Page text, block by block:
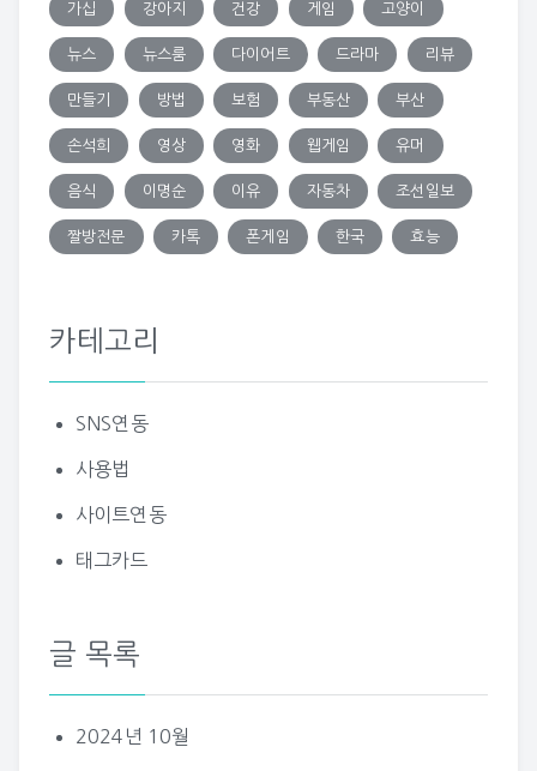
가십 강아지 건강 게임 고양이
뉴스 뉴스룸 다이어트 드라마 리뷰
만들기 방법 보험 부동산 부산
손석희 영상 영화 웹게임 유머
음식 이명순 이유 자동차 조선일보
짤방전문 카톡 폰게임 한국 효능
카테고리
SNS연동
사용법
사이트연동
태그카드
글 목록
2024년 10월